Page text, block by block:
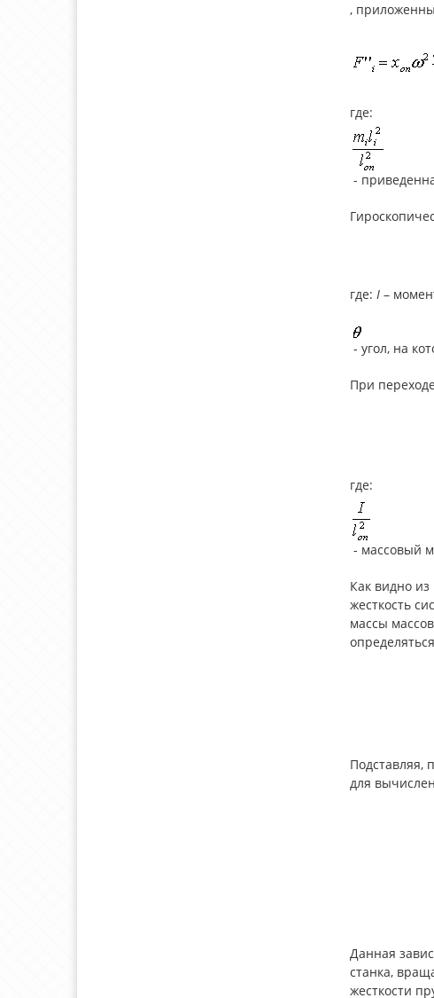
,
где:
-
где: I–
- угол, на
При
где:
- массовый
Как видно
жесткость
массы
Подставляя,
для
Данная
станка,
жесткости